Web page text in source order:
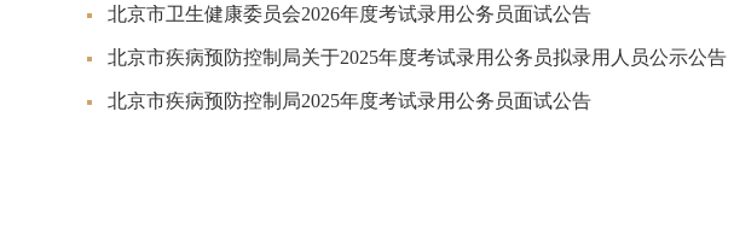
北京市卫生健康委员会2026年度考试录用公务员面试公告
北京市疾病预防控制局关于2025年度考试录用公务员拟录用人员公示公告
北京市疾病预防控制局2025年度考试录用公务员面试公告